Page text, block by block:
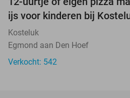
ijs voor kinderen bij
Kosteluk
Egmond aan Den Hoef
Verkocht: 542